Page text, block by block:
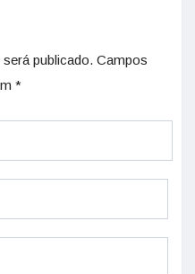
publicado. Campos
*